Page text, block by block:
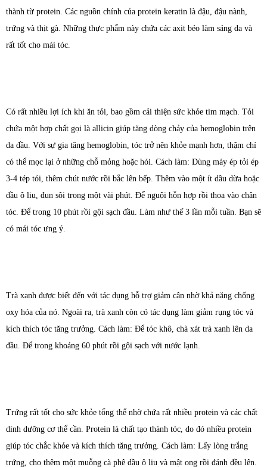
thành từ protein. Các nguồn chính của protein keratin là đậu, đậu nành,
trứng và thịt gà. Những thực phẩm này chứa các axit béo làm sáng da và
rất tốt cho mái tóc.
Có rất nhiều lợi ích khi ăn tỏi, bao gồm cải thiện sức khỏe tim mạch. Tỏi
chứa một hợp chất gọi là allicin giúp tăng dòng chảy của hemoglobin trên
da đầu. Với sự gia tăng hemoglobin, tóc trở nên khỏe mạnh hơn, thậm chí
có thể mọc lại ở những chỗ mỏng hoặc hói. Cách làm: Dùng máy ép tỏi ép
3-4 tép tỏi, thêm chút nước rồi bắc lên bếp. Thêm vào một ít dầu dừa hoặc
dầu ô liu, đun sôi trong một vài phút. Để nguội hỗn hợp rồi thoa vào chân
tóc. Để trong 10 phút rồi gội sạch đầu. Làm như thế 3 lần mỗi tuần. Bạn sẽ
có mái tóc ưng ý.
Trà xanh được biết đến với tác dụng hỗ trợ giảm cân nhờ khả năng chống
oxy hóa của nó. Ngoài ra, trà xanh còn có tác dụng làm giảm rụng tóc và
kích thích tóc tăng trưởng. Cách làm: Để tóc khô, chà xát trà xanh lên da
đầu. Để trong khoảng 60 phút rồi gội sạch với nước lạnh.
Trứng rất tốt cho sức khỏe tổng thể nhờ chứa rất nhiều protein và các chất
dinh dưỡng cơ thể cần. Protein là chất tạo thành tóc, do đó nhiều protein
giúp tóc chắc khỏe và kích thích tăng trưởng. Cách làm: Lấy lòng trắng
trứng, cho thêm một muỗng cà phê dầu ô liu và mật ong rồi đánh đều lên.